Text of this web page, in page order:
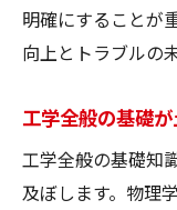
明確にすることが
向上とトラブルの
工学全般の基礎
工学全般の基礎知
及ぼします。物理